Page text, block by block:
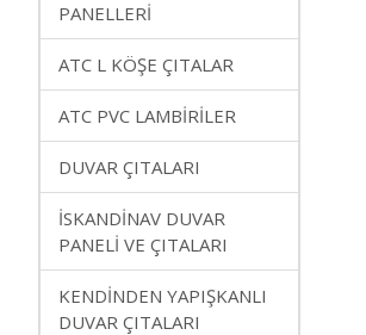
PANELLERİ
ATC L KÖŞE ÇITALAR
ATC PVC LAMBİRİLER
DUVAR ÇITALARI
İSKANDİNAV DUVAR
PANELİ VE ÇITALARI
KENDİNDEN YAPIŞKANLI
DUVAR ÇITALARI